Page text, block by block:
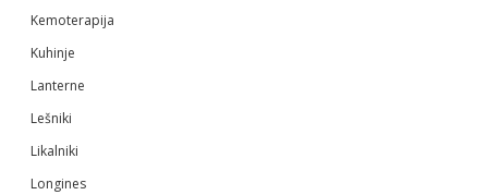
Kemoterapija
Kuhinje
Lanterne
Lešniki
Likalniki
Longines